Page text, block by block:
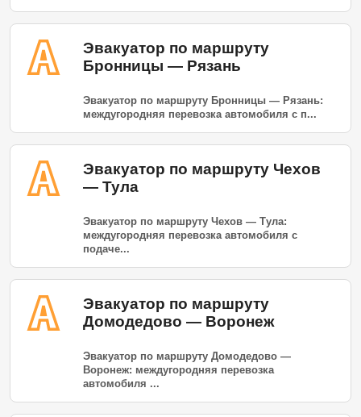
Эвакуатор по маршруту
Бронницы — Рязань
Эвакуатор по маршруту Бронницы — Рязань:
междугородняя перевозка автомобиля с п...
Эвакуатор по маршруту Чехов
— Тула
Эвакуатор по маршруту Чехов — Тула:
междугородняя перевозка автомобиля с
подаче...
Эвакуатор по маршруту
Домодедово — Воронеж
Эвакуатор по маршруту Домодедово —
Воронеж: междугородняя перевозка
автомобиля ...